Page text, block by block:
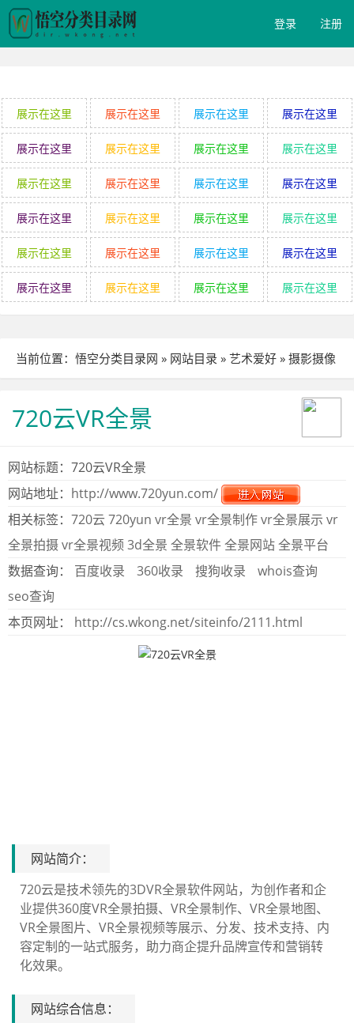
登录 注册
展示在这里 展示在这里 展示在这里 展示在这里
展示在这里 展示在这里 展示在这里 展示在这里
展示在这里 展示在这里 展示在这里 展示在这里
展示在这里 展示在这里 展示在这里 展示在这里
展示在这里 展示在这里 展示在这里 展示在这里
展示在这里 展示在这里 展示在这里 展示在这里
当前位置： 悟空分类目录网 » 网站目录 » 艺术爱好 » 摄影摄像
720云VR全景
网站标题：720云VR全景
网站地址： http://www.720yun.com/
相关标签： 720云 720yun vr全景 vr全景制作vr全景展示 vr
全景拍摄vr全景视频3d全景 全景软件全景网站全景平台
数据查询： 百度收录 360收录 搜狗收录
whois查询
seo查询
本页网址： http://cs.wkong.net/siteinfo/2111.html
网站简介：
720云是技术领先的3DVR全景软件网站，为创作者和企
业提供360度VR全景拍摄、VR全景制作、VR全景地图、
VR全景图片、VR全景视频等展示、分发、技术支持、内
容定制的一站式服务，助力商企提升品牌宣传和营销转
化效果。
网站综合信息：